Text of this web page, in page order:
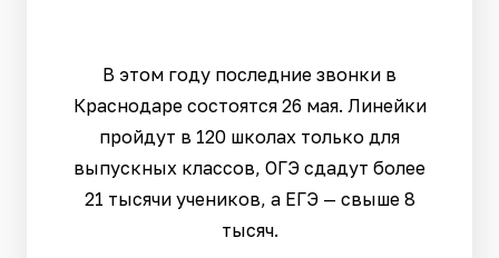
В этом году последние звонки в
Краснодаре состоятся 26 мая. Линейки
пройдут в 120 школах только для
выпускных классов, ОГЭ сдадут более
21 тысячи учеников, а ЕГЭ — свыше 8
тысяч.